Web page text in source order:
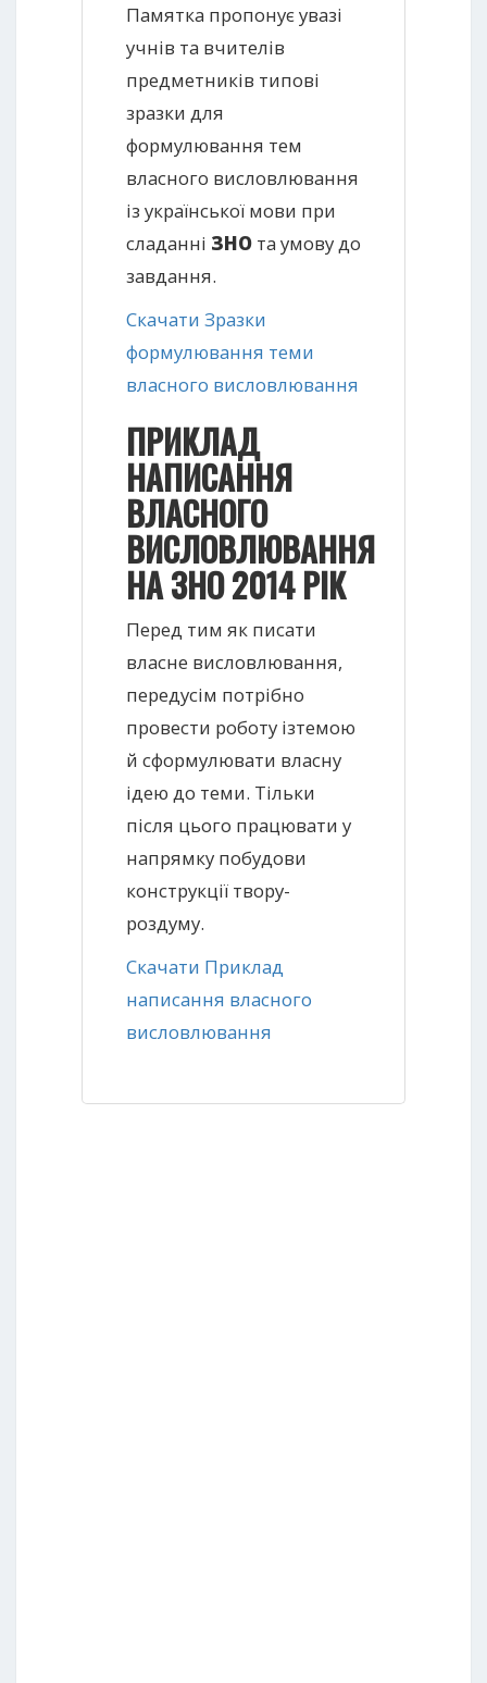
Памятка пропонує увазі
учнів та вчителів
предметників типові
зразки для
формулювання тем
власного висловлювання
із української мови при
сладанні ЗНО та умову до
завдання.
Скачати Зразки
формулювання теми
власного висловлювання
ПРИКЛАД
НАПИСАННЯ
ВЛАСНОГО
ВИСЛОВЛЮВАННЯ
НА ЗНО 2014 РІК
Перед тим як писати
власне висловлювання,
передусім потрібно
провести роботу ізтемою
й сформулювати власну
ідею до теми. Тільки
після цього працювати у
напрямку побудови
конструкції твору-
роздуму.
Скачати Приклад
написання власного
висловлювання